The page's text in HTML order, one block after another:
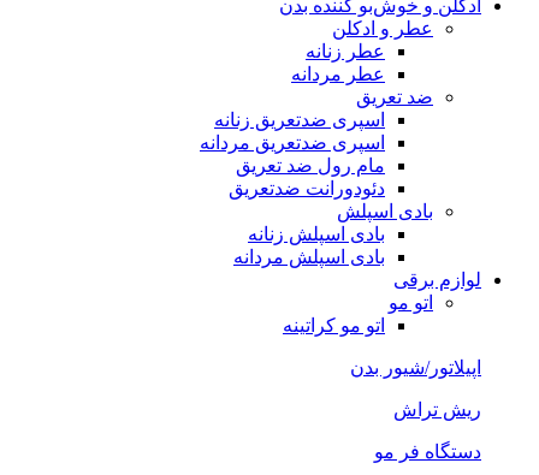
ادکلن و خوش‌بو کننده بدن
عطر و ادکلن
عطر زنانه
عطر مردانه
ضد تعریق
اسپری ضدتعریق زنانه
اسپری ضدتعریق مردانه
مام رول ضد تعریق
دئودورانت ضدتعریق
بادی اسپلش
بادی اسپلش زنانه
بادی اسپلش مردانه
لوازم برقی
اتو مو
اتو مو کراتینه
اپیلاتور/شیور بدن
ریش تراش
دستگاه فر مو